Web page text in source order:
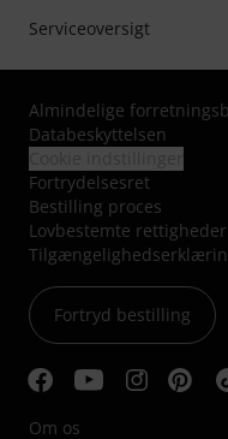
Serviceoversigt
Almindelige
Databeskyttelsen
Fortrydelsesret
Bestilling proces
Lovbestemte
Fortryd bestilling
Om os